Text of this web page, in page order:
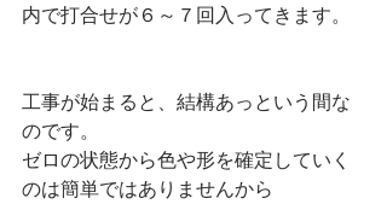
内で打合せが６～７回入ってきます。
工事が始まると、結構あっという間な
のです。
ゼロの状態から色や形を確定していく
のは簡単ではありませんから